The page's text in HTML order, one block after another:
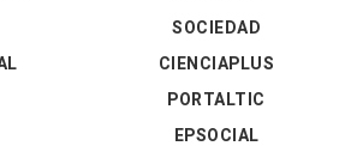
SOCIEDAD
CIENCIAPLUS
PORTALTIC
EPSOCIAL